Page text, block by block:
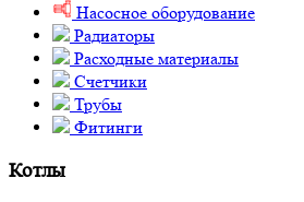
Насосное оборудование
Радиаторы
Расходные материалы
Счетчики
Трубы
Фитинги
Котлы